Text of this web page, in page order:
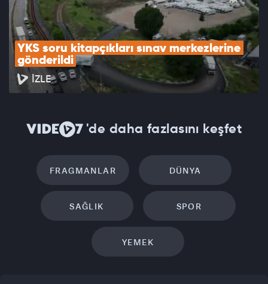
YKS soru kitapçıkları sınav merkezlerine
gönderildi
İZLE
'de daha fazlasını keşfet
FRAGMANLAR DÜNYA
SAĞLIK SPOR
YEMEK